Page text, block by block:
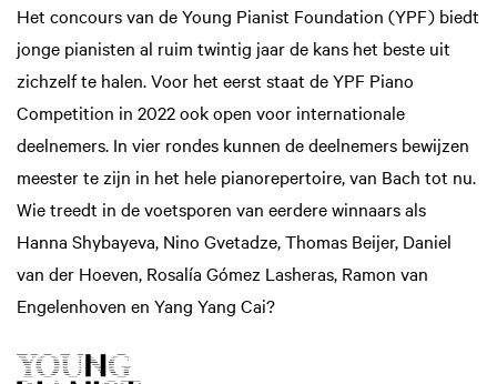
Het concours van de Young Pianist Foundation (YPF) biedt
jonge pianisten al ruim twintig jaar de kans het beste uit
zichzelf te halen. Voor het eerst staat de YPF Piano
Competition in 2022 ook open voor internationale
deelnemers. In vier rondes kunnen de deelnemers bewijzen
meester te zijn in het hele pianorepertoire, van Bach tot nu.
Wie treedt in de voetsporen van eerdere winnaars als
Hanna Shybayeva, Nino Gvetadze, Thomas Beijer, Daniel
van der Hoeven, Rosalía Gómez Lasheras, Ramon van
Engelenhoven en Yang Yang Cai?